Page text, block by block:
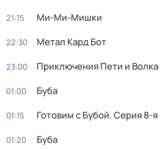
21:15 Ми-Ми-Мишки
22:30 Метал Кард Бот
23:00 Приключения Пети и Волка
01:00 Буба
01:15 Готовим с Бубой. Серия 8-я
01:20 Буба